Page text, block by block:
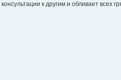
к другим и обливает всех